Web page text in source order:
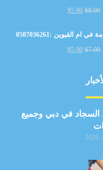
$8.00
$5.00
القيوين :0507036261
$7.00
$5.00
في دبي وجميع